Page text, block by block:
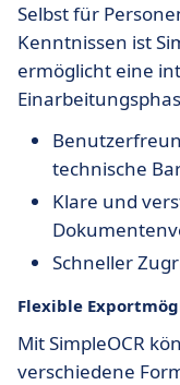
Selbst für
Kenntnissen ist
ermöglicht eine
technische
Klare und
Schneller
Flexible
Mit SimpleOCR
verschiedene